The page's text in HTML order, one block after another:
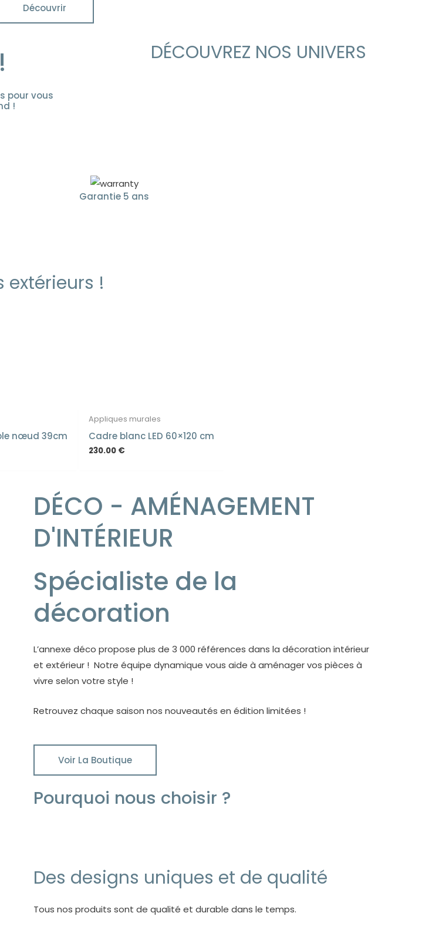
Découvrir
pour vous
!
DÉCOUVREZ NOS UNIVERS
Garantie 5 ans
extérieurs !
nœud 39cm
Appliques murales
Cadre blanc LED 60×120 cm
230.00 €
DÉCO - AMÉNAGEMENT
D'INTÉRIEUR
Spécialiste de la
décoration
L’annexe déco propose plus de 3 000 références dans la décoration intérieur
et extérieur ! Notre équipe dynamique vous aide à aménager vos pièces à
vivre selon votre style !
Retrouvez chaque saison nos nouveautés en édition limitées !
Voir La Boutique
Pourquoi nous choisir ?
Des designs uniques et de qualité
Tous nos produits sont de qualité et durable dans le temps.